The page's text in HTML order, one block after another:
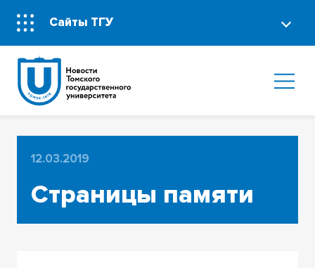
Сайты ТГУ
12.03.2019
Страницы памяти